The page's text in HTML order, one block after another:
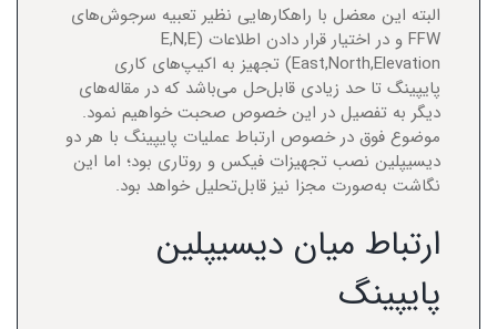
البته این معضل با راهکارهایی نظیر تعبیه سرجوش‌های
FFW و در اختیار قرار دادن اطلاعات (E,N,E
(East,North,Elevation تجهیز به اکیپ‌های کاری
پایپینگ تا حد زیادی قابل‌حل می‌باشد که در مقاله‌های
دیگر به تفصیل در این خصوص صحبت خواهیم نمود.
موضوع فوق در خصوص ارتباط عملیات پایپینگ با هر دو
دیسیپلین نصب تجهیزات فیکس و روتاری بود؛ اما این
نگاشت به‌صورت مجزا نیز قابل‌تحلیل خواهد بود.
ارتباط میان دیسیپلین
پایپینگ